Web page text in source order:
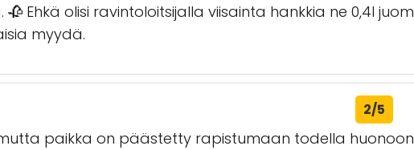
Ehkä olisi ravintoloitsijalla viisainta hankkia ne 0,4l
myydä.
2/5
paikka on päästetty rapistumaan todella